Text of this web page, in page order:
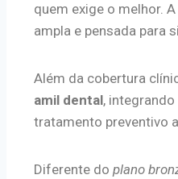
quem exige o melhor.
ampla e pensada para
Além da cobertura
amil dental,
tratamento preventivo
Diferente do plano